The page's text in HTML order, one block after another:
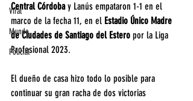
Viral
Mundo
Policial
Central Córdoba y Lanús empataron 1-1 en el
marco de la fecha 11, en el Estadio Único Madre
de Ciudades de Santiago del Estero por la Liga
Profesional 2023.
El dueño de casa hizo todo lo posible para
continuar su gran racha de dos victorias